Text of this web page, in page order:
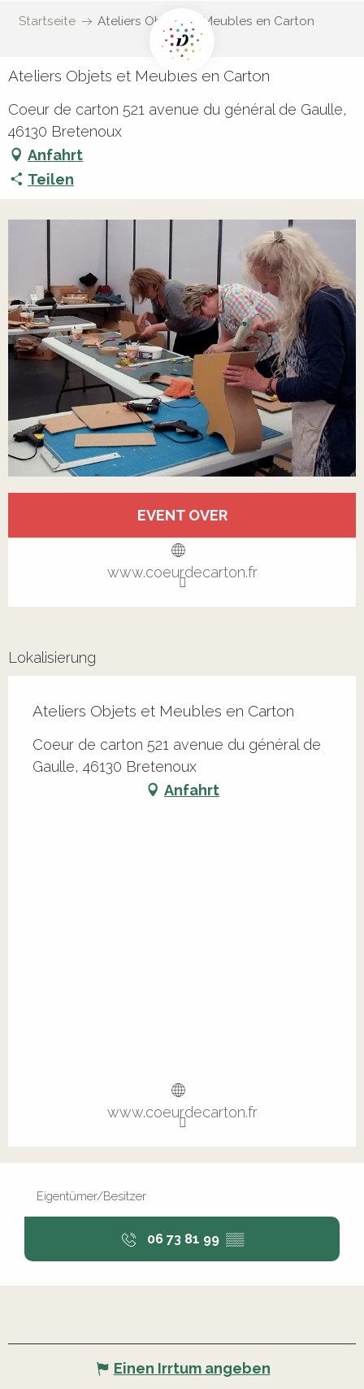
Startseite Ateliers Objets et Meubles en Carton
Ateliers Objets et Meubles en Carton
Coeur de carton 521 avenue du général de Gaulle,
46130 Bretenoux
Anfahrt
Teilen
EVENT OVER
www.coeurdecarton.fr
Lokalisierung
Ateliers Objets et Meubles en Carton
Coeur de carton 521 avenue du général de
Gaulle, 46130 Bretenoux
Anfahrt
www.coeurdecarton.fr
Eigentümer/Besitzer
06 73 81 99 ▒▒
Einen Irrtum angeben